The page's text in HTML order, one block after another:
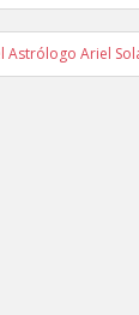
Astrólogo Ariel